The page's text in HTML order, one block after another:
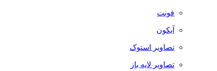
فونت
آیکون
تصاویر استوک
تصاویر لایه باز